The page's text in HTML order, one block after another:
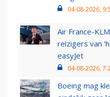
04-08-2026,
Air France-
reizigers van
easyJet
04-08-2026,
Boeing mag